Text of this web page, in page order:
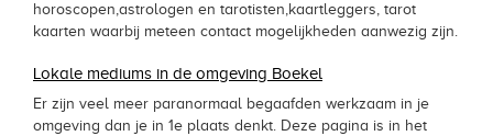
horoscopen,astrologen en tarotisten,kaartleggers, tarot
kaarten waarbij meteen contact mogelijkheden aanwezig zijn.
Lokale mediums in de omgeving Boekel
Er zijn veel meer paranormaal begaafden werkzaam in je
omgeving dan je in 1e plaats denkt. Deze pagina is in het